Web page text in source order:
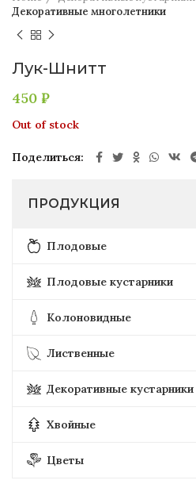
Декоративные многолетники
Лук-Шнитт
450 ₽
Out of stock
Поделиться
ПРОДУКЦИЯ
Плодовые
Плодовые кустарники
Колоновидные
Лиственные
Декоративные кустарники
Хвойные
Цветы